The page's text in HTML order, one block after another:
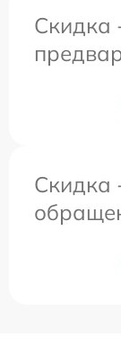
Скидка
Скидка